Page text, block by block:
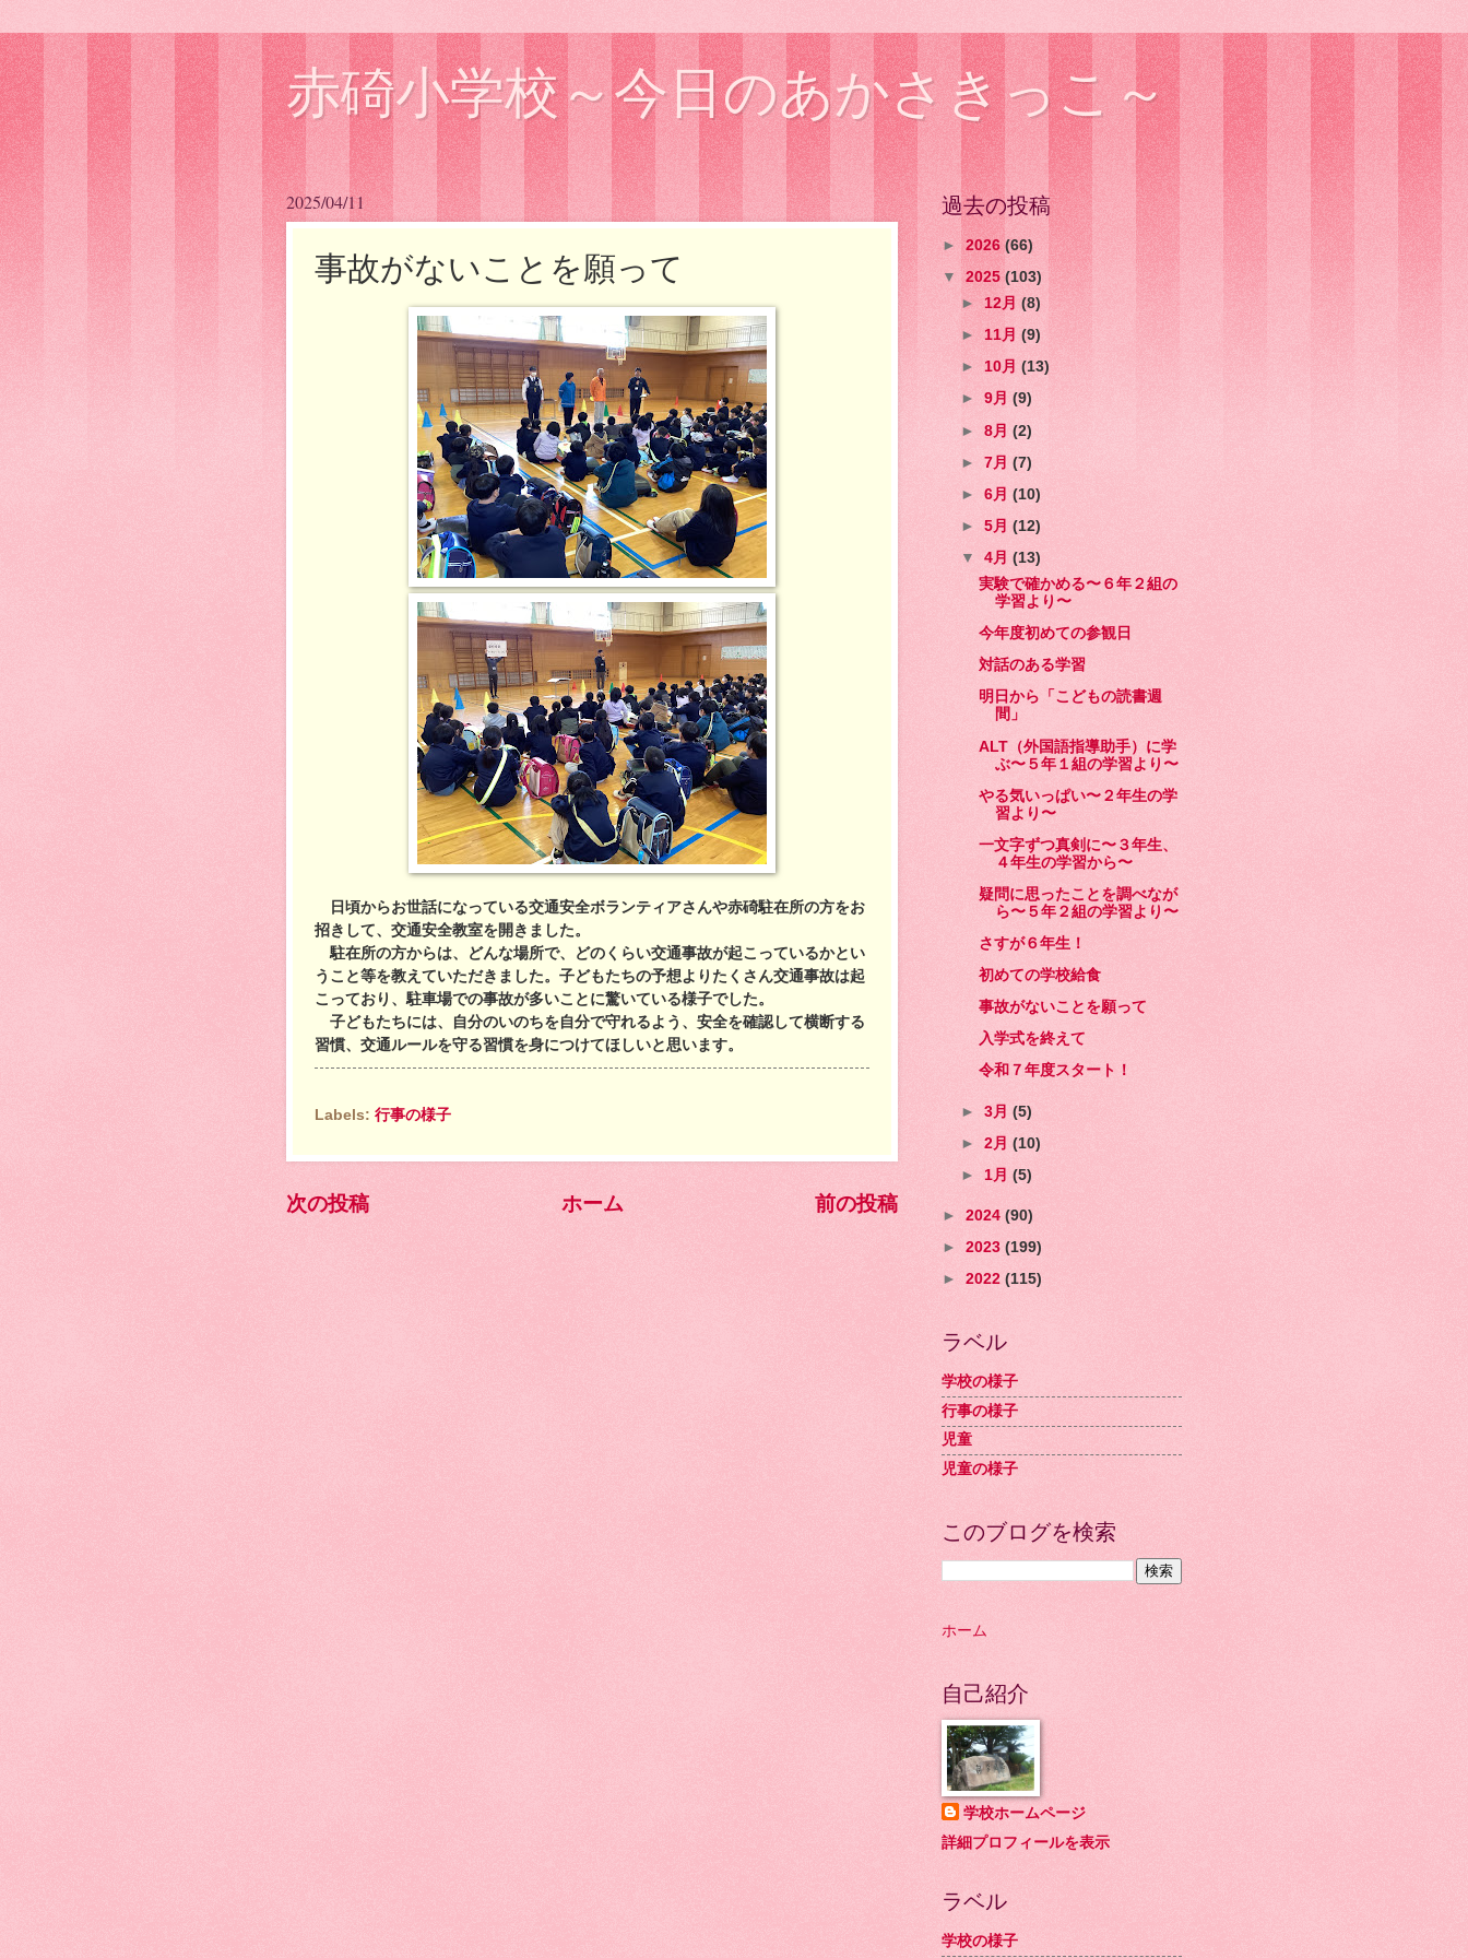
赤碕小学校～今日のあかさきっこ～
2025/04/11
事故がないことを願って
日頃からお世話になっている交通安全ボランティアさんや赤碕駐在所の方をお
招きして、交通安全教室を開きました。
駐在所の方からは、どんな場所で、どのくらい交通事故が起こっているかとい
うこと等を教えていただきました。子どもたちの予想よりたくさん交通事故は起
こっており、駐車場での事故が多いことに驚いている様子でした。
子どもたちには、自分のいのちを自分で守れるよう、安全を確認して横断する
習慣、交通ルールを守る習慣を身につけてほしいと思います。
Labels: 行事の様子
次の投稿 前の投稿
ホーム
過去の投稿
► 2026 (66)
▼ 2025 (103)
► 12月 (8)
► 11月 (9)
► 10月 (13)
► 9月 (9)
► 8月 (2)
► 7月 (7)
► 6月 (10)
► 5月 (12)
▼ 4月 (13)
実験で確かめる〜６年２組の
学習より〜
今年度初めての参観日
対話のある学習
明日から「こどもの読書週
間」
ALT（外国語指導助手）に学
ぶ〜５年１組の学習より〜
やる気いっぱい〜２年生の学
習より〜
一文字ずつ真剣に〜３年生、
４年生の学習から〜
疑問に思ったことを調べなが
ら〜５年２組の学習より〜
さすが６年生！
初めての学校給食
事故がないことを願って
入学式を終えて
令和７年度スタート！
► 3月 (5)
► 2月 (10)
► 1月 (5)
► 2024 (90)
► 2023 (199)
► 2022 (115)
ラベル
学校の様子
行事の様子
児童
児童の様子
このブログを検索
ホーム
自己紹介
学校ホームページ
詳細プロフィールを表示
ラベル
学校の様子